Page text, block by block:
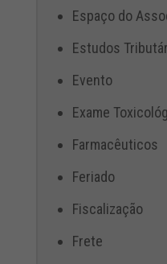
Espaço do
Estudos
Evento
Exame
Farmacêuticos
Feriado
Fiscalização
Frete